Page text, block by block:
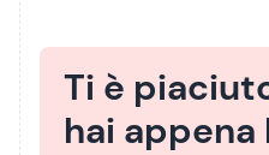
Ti è
hai